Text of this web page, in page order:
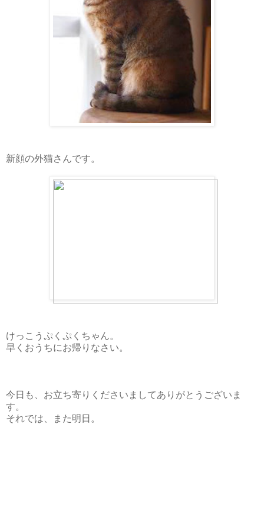
新顔の外猫さんです。
けっこうぷくぷくちゃん。
早くおうちにお帰りなさい。
今日も、お立ち寄りくださいましてありがとうございま
す。
それでは、また明日。